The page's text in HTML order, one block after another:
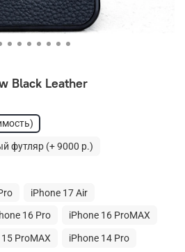
Black Leather
футляр (+ 9000 р.)
iPhone 17 Air
16 Pro iPhone 16 ProMAX
ProMAX iPhone 14 Pro